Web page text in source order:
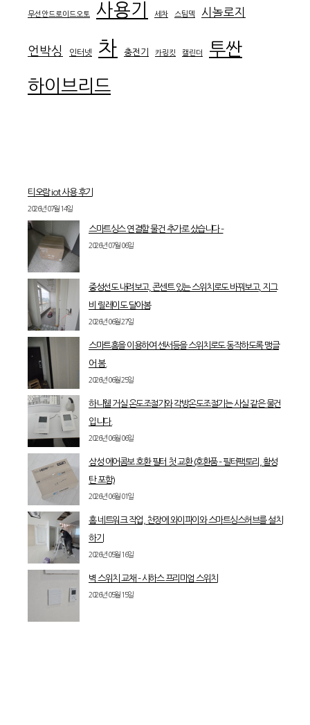
무선안드로이드오토 사용기 세차 스팀덱 시놀로지
언박싱 인터넷 차 충전기 카링킷 캘린더 투싼
하이브리드
티오람 iot 사용 후기
2026년 07월 14일
스마트싱스 연결할 물건 추가로 샀습니다 –
2026년 07월 06일
중성선도 내려보고, 콘센트 있는 스위치로도 바꿔보고, 지그
비 릴레이도 달아봄
2026년 06월 27일
스마트홈을 이용하여 센서등을 스위치로도 동작하도록 맹글
어 봄.
2026년 06월 25일
하니웰 거실 온도조절기와 각방온도조절기는 사실 같은 물건
입니다.
2026년 06월 06일
삼성 에어콤보 호환 필터 첫 교환 (호환품 – 필터팩토리, 활성
탄 포함)
2026년 06월 01일
홈 네트워크 작업, 천장에 와이파이와 스마트싱스허브를 설치
하기
2026년 05월 16일
벽 스위치 교채 – 시하스 프리미엄 스위치
2026년 05월 15일